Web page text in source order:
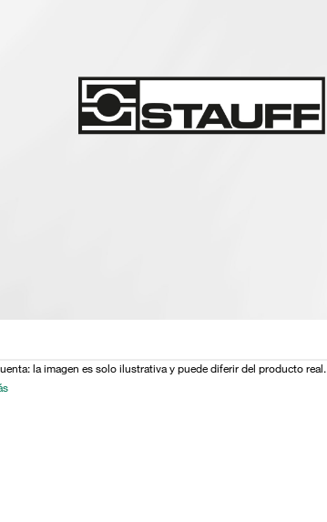
la imagen es solo ilustrativa y puede diferir del producto real.